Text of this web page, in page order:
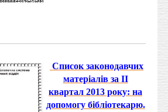
Список законодавчих
матеріалів за ІІ
квартал 2013 року: на
допомогу бібліотекарю.